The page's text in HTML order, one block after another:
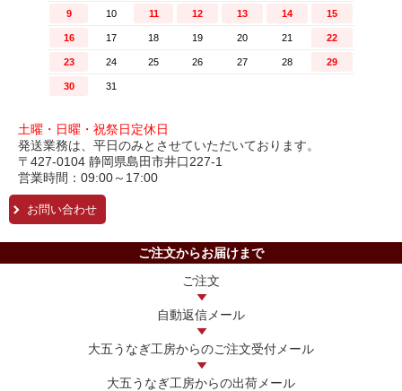
土曜・日曜・祝祭日定休日
発送業務は、平日のみとさせていただいております。
〒427-0104 静岡県島田市井口227-1
営業時間：09:00～17:00
お問い合わせ
ご注文からお届けまで
ご注文
自動返信メール
大五うなぎ工房からのご注文受付メール
大五うなぎ工房からの出荷メール